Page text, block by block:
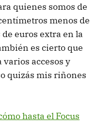
quienes somos de
menos de
euros extra en la
es cierto que
accesos y
quizás mis riñones
hasta el Focus